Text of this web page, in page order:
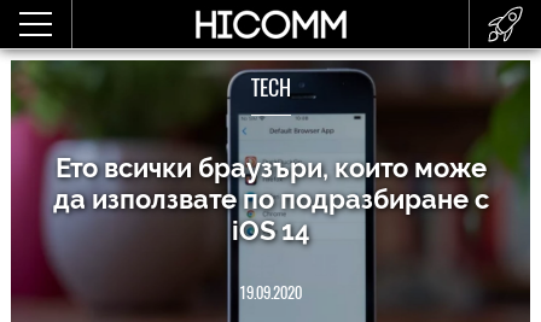
TECH
Ето всички браузъри, които може
да използвате по подразбиране с
iOS 14
19.09.2020